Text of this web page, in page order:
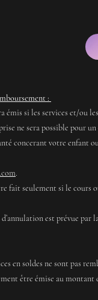
:
émis si les services et/ou
ne sera possible pour
concerant votre enfant
.
fait seulement si le cours
est prévue par
en soldes ne sont pas
être émise au